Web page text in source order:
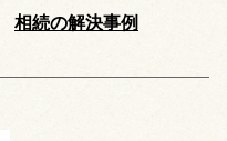
相続の解決事例